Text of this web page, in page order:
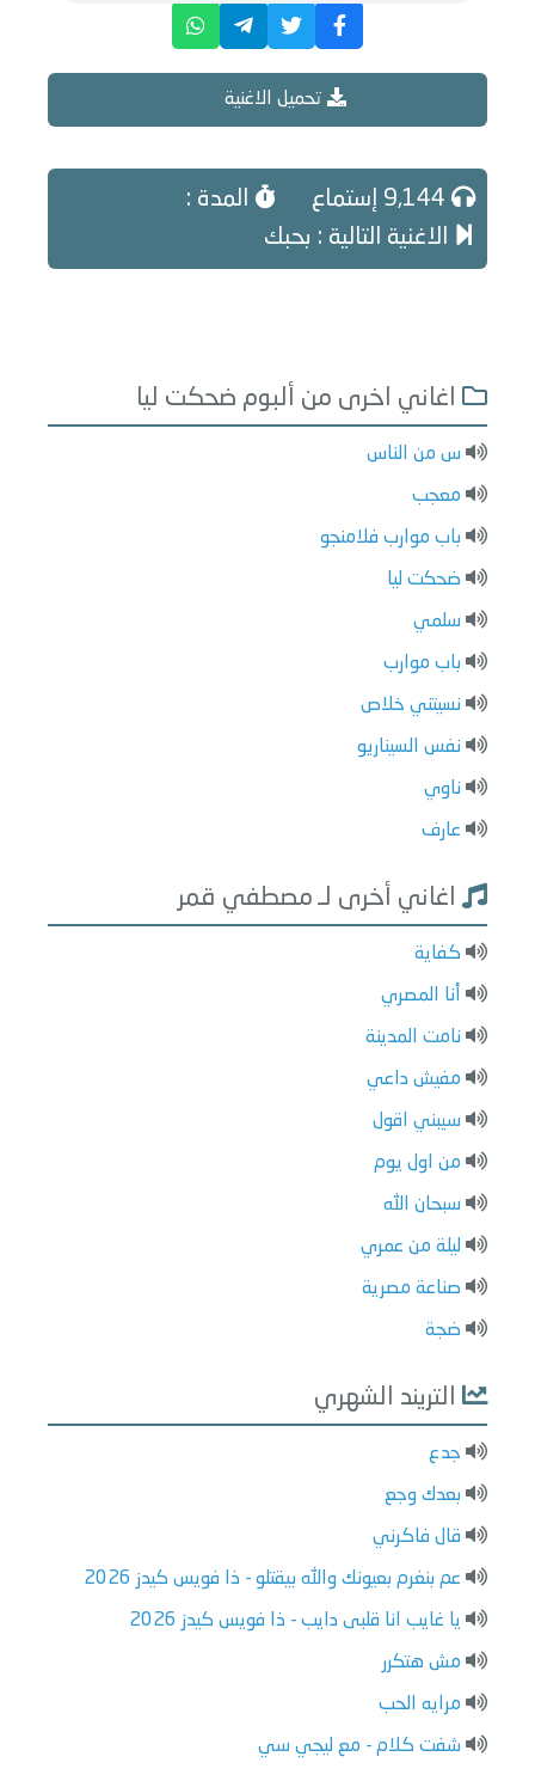
تحميل الاغنية
المدة :
الاغنية التالية : بحبك
اغاني اخرى من ألبوم ضحكت ليا
س من الناس
معجب
باب موارب فلامنجو
ضحكت ليا
سلمي
باب موارب
نسيتني خلاص
نفس السيناريو
ناوي
عارف
اغاني أخرى لـ مصطفي قمر
كفاية
أنا المصري
نامت المدينة
مفيش داعي
سيبني اقول
من اول يوم
سبحان الله
ليلة من عمري
صناعة مصرية
ضجة
التريند الشهري
جدع
بعدك وجع
قال فاكرني
عم بنغرم بعيونك والله بيقتلو - ذا فويس كيدز 2026
يا غايب انا قلبى دايب - ذا فويس كيدز 2026
مش هتكرر
مرايه الحب
شفت كلام - مع ليجي سي